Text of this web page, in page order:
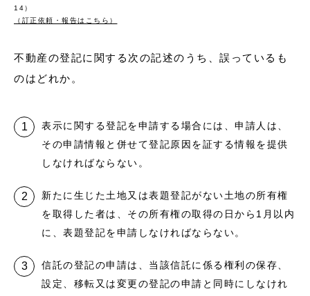
14）
（訂正依頼・報告はこちら）
不動産の登記に関する次の記述のうち、誤っているも
のはどれか。
表示に関する登記を申請する場合には、申請人は、
その申請情報と併せて登記原因を証する情報を提供
しなければならない。
新たに生じた土地又は表題登記がない土地の所有権
を取得した者は、その所有権の取得の日から1月以内
に、表題登記を申請しなければならない。
信託の登記の申請は、当該信託に係る権利の保存、
設定、移転又は変更の登記の申請と同時にしなけれ